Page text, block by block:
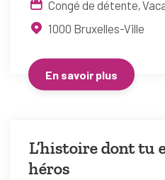
Congé de détente
1000 Bruxelles-Ville
En savoir plus
L’histoire dont tu
héros